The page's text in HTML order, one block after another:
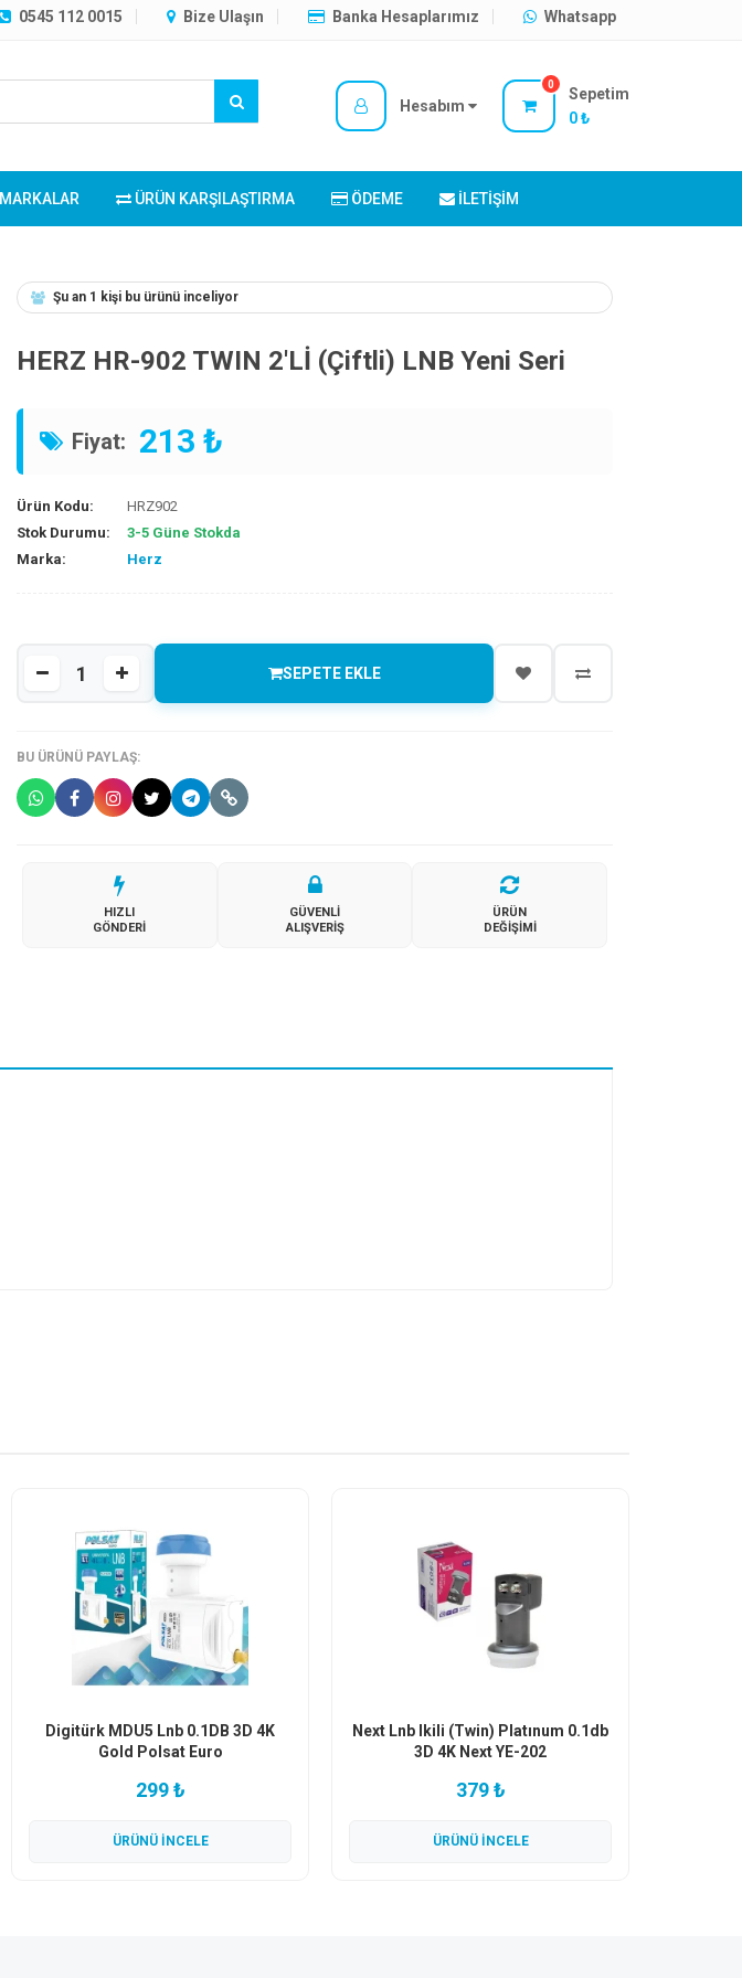
0545 112 0015 Bize Ulaşın Banka Hesaplarımız Whatsapp
Hesabım
0
Sepetim
0 ₺
MARKALAR ÜRÜN KARŞILAŞTIRMA ÖDEME İLETIŞIM
Şu an 1 kişi bu ürünü inceliyor
HERZ HR-902 TWIN 2'Lİ (Çiftli) LNB Yeni Seri
Fiyat: 213 ₺
Ürün Kodu:
HRZ902
Stok Durumu:
3-5 Güne Stokda
Marka:
Herz
SEPETE EKLE
BU ÜRÜNÜ PAYLAŞ:
HIZLI
GÖNDERI
GÜVENLI
ALIŞVERIŞ
ÜRÜN
DEĞIŞIMI
Digitürk MDU5 Lnb 0.1DB 3D 4K
Gold Polsat Euro
299 ₺
ÜRÜNÜ İNCELE
Next Lnb Ikili (Twin) Platınum 0.1db
3D 4K Next YE-202
379 ₺
ÜRÜNÜ İNCELE